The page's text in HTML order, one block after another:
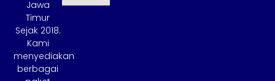
Jawa
Timur
Sejak 2018.
Kami
menyediakan
berbagai